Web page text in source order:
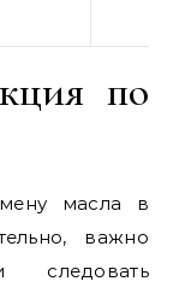
по
масла в
важно
следовать